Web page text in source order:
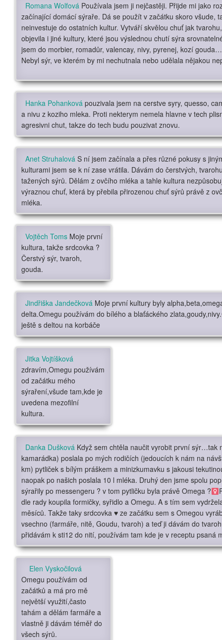
Romana Wolfová Používala jsem ji nejčastěji. Přijde mi jako
začínající domácí sýraře. Dá se použít v začátku skoro všude,
neinvestuje do ostatních kultur. Vytváří skvělou chuť jak
objevila i jiné kultury, které jsou výslednou chutí sýra
jsem do morbier, romadůr, valencay, nivy, pyrenej, kozí
Nebyl sýr, ve kterém by mi nechutnala nebo udělala nějakou
Hanka Pohanková pouzivala jsem na cerstve syry, quesso,
a nivu z koziho mleka. Proti nekterym nemela hlavne v tech
agresivni chut, takze do tech budu pouzivat znovu.
Anet Struhalová S ní jsem začínala a přes různé pokusy s
kulturami jsem se k ní zase vrátila. Dávám do čerstvých,
tažených sýrů. Dělám z ovčího mléka a tahle kultura
výraznou chuť, která by přebila přirozenou chuť sýrů právě z
mléka.
Vojtěch Toms Moje první
kultura, takže srdcovka ?
Čerstvý sýr, tvaroh,
gouda.
Jindřiška Jandečková Moje první kultury byly
delta.Omegu používám do bílého a blaťáckého
ještě s deltou na korbáče
Jitka Vojtíšková
zdravím,Omegu používám
od začátku mého
sýraření,všude tam,kde je
uvedena mezofilní
kultura.
Danka Dušková Když sem chtěla naučit vyrobit první sýr…tak
kamarádka) poslala po mých rodičích (jedoucích k nám na
km) pytliček s bílým práškem a minizkumavku s jakousi
naopak po našich poslala 10 l mléka. Druhý den jsme spolu
sýrařily po messengeru ? v tom pytličku byla právě Omega ?‍
dle rady koupila formičky, syřidlo a Omegu. A s tím sem
měsíců. Takže taky srdcovka ♥️ ze začátku sem s Omegou
vsechno (farmáře, nitě, Goudu, tvaroh) a teď ji dávám do
přidávám k sti12 do nití, používám tam kde je v receptu psaná
Elen Vyskočilová
Omegu používám od
začátků a má pro mě
největší využití,často
tahám a dělám farmáře a
vlastně ji dávám téměř do
všech sýrů.